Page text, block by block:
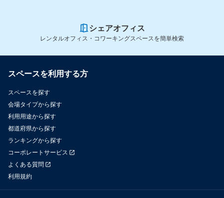
シェアオフィス
レンタルオフィス・コワーキングスペースを簡単検索
スペースを利用する方
スペースを探す
会場タイプから探す
利用用途から探す
都道府県から探す
ランキングから探す
コーポレートサービス
よくある質問
利用規約